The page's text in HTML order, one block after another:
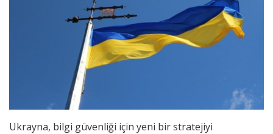
Ukrayna, bilgi güvenliği için yeni bir stratejiyi